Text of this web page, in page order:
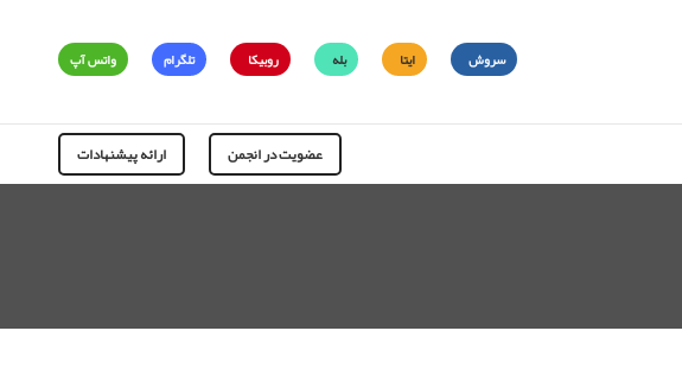
سروش ایتا بله روبیکا تلگرام واتس آپ
عضویت در انجمن ارائه پیشنهادات